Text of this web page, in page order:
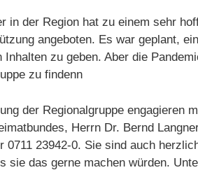
in der Region hat zu einem sehr
angeboten. Es war geplant,
zu geben. Aber die
zu findenn
der Regionalgruppe engagieren
Herrn Dr. Bernd
0711 23942-0. Sie sind auch
sie das gerne machen würden.